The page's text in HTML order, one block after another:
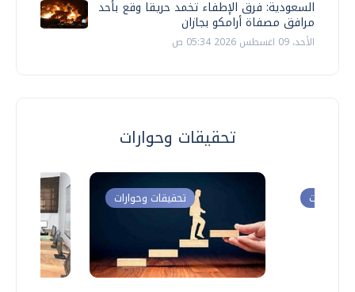
السعودية: فرق الإطفاء تخمد حريقا وقع بأحد
مرافق مصفاة أرامكو بجازان
الأحد، 09 اغسطس 2026 05:34 ص
تحقيقات وحوارات
تحقيقات وحوارات وحوارات